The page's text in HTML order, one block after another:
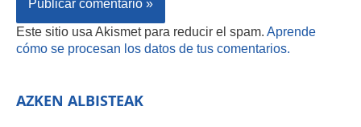
Este sitio usa Akismet para reducir el spam. Aprende
cómo se procesan los datos de tus comentarios.
AZKEN ALBISTEAK